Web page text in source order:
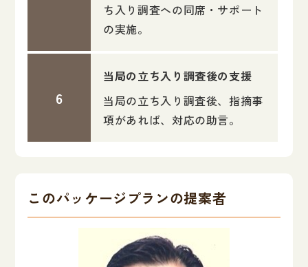
ち入り調査への同席・サポート
の実施。
当局の立ち入り調査後の支援
当局の立ち入り調査後、指摘事
項があれば、対応の助言。
このパッケージプランの提案者